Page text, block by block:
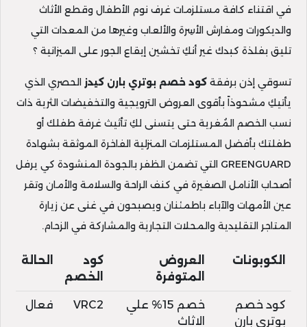
في اقتناء كافة مستلزمات غرف نوم الأطفال وقطع الأثاث
والديكورات ومفارش الأسِرة والألعاب وغيرها من المعدات التي
تليق بفلذة كبدك غير أنكِ تخشين إيقاع الجور على الميزانية ؟
تسوقي إذن برفقة كود خصم بوتري بارن كيدز الحصري الذي
يأتيكِ مشحوذاً بأقوى العروض الترويجية والتخفيضات الثرية ذات
نسب الخصم المُغرية حتى يتسنى لكِ تأثيث غرفة طفلك أو
طفلتك بأفضل المستلزمات المنزلية الفاخرة الموثقة بشهادة
GREENGUARD التي تضمن الظفر بالجودة المنشودة كي يرفل
أصحاب الأنامل الصغيرة في كنف الراحة والسلامة والأمان وتقر
عين الأمهات والآباء باطمئنان ويصبحون في غنى عن زيارة
المتاجر التقليدية والمحلات التجارية والمشاركة في الزحام.
الكوبونات
العروض
المتوفرة
كود
الخصم
الحالة
كود خصم
بوتري بارن
خصم 15% علي
الاثاث
VRC2 فعال